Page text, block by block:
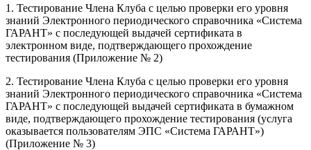
1. Тестирование Члена Клуба с целью проверки его уровня
знаний Электронного периодического справочника «Система
ГАРАНТ» с последующей выдачей сертификата в
электронном виде, подтверждающего прохождение
тестирования (Приложение № 2)
2. Тестирование Члена Клуба с целью проверки его уровня
знаний Электронного периодического справочника «Система
ГАРАНТ» с последующей выдачей сертификата в бумажном
виде, подтверждающего прохождение тестирования (услуга
оказывается пользователям ЭПС «Система ГАРАНТ»)
(Приложение № 3)